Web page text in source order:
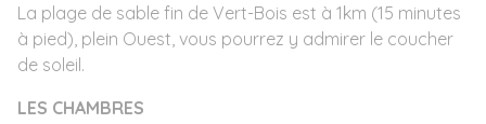
La plage de sable fin de Vert-Bois est à 1km (15 minutes
à pied), plein Ouest, vous pourrez y admirer le coucher
de soleil.
LES CHAMBRES